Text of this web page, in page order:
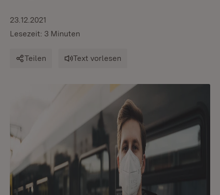
23.12.2021
Lesezeit: 3 Minuten
Teilen Text vorlesen